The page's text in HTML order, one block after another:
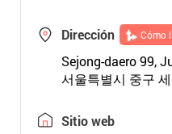
Dirección Cómo
Sejong-daero 99,
서울특별시 중구
Sitio web